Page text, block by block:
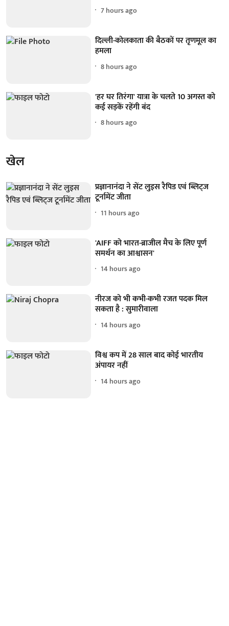
7 hours ago
दिल्ली-कोलकाता की बैठकों पर तृणमूल का
हमला
8 hours ago
'हर घर तिरंगा' यात्रा के चलते 10 अगस्त को
कई सड़कें रहेंगी बंद
8 hours ago
खेल
प्रज्ञानानंदा ने सेंट लुइस रैपिड एवं ब्लिट्ज
टूर्नामेंट जीता
11 hours ago
'AIFF को भारत-ब्राजील मैच के लिए पूर्ण
समर्थन का आश्वासन'
14 hours ago
नीरज को भी कभी-कभी रजत पदक मिल
सकता है : सुमारीवाला
14 hours ago
विश्व कप में 28 साल बाद कोई भारतीय
अंपायर नहीं
14 hours ago